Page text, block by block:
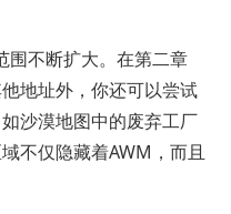
围不断扩大。在第二章
地址外，你还可以尝试
沙漠地图中的废弃工厂
不仅隐藏着AWM，而且